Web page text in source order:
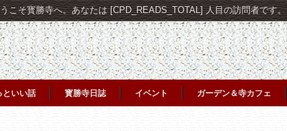
こそ寳勝寺へ。あなたは [CPD_READS_TOTAL] 人目の訪問者です。
といい話 寳勝寺日誌 イベント ガーデン＆寺カフェ